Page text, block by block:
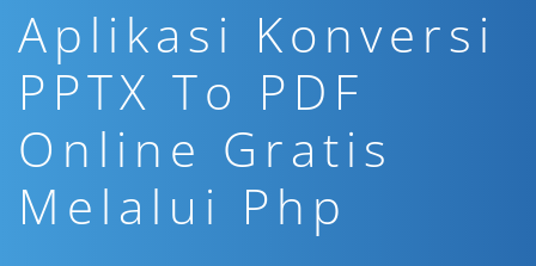
Aplikasi Konversi
PPTX To PDF
Online Gratis
Melalui Php